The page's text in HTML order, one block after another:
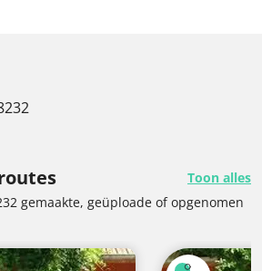
Toon alles
gemaakte, geüploade of opgenomen